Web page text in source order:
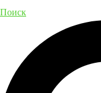
Поиск